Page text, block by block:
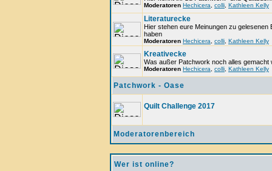
Moderatoren Hechicera colli Kathleen Kelly
Literaturecke
Hier stehen eure Meinungen zu
haben
Moderatoren Hechicera colli Kathleen Kelly
Kreativecke
Was außer Patchwork noch alles gemacht
Moderatoren Hechicera colli Kathleen Kelly
Patchwork - Oase
Quilt Challenge 2017
Moderatorenbereich
Wer ist online?